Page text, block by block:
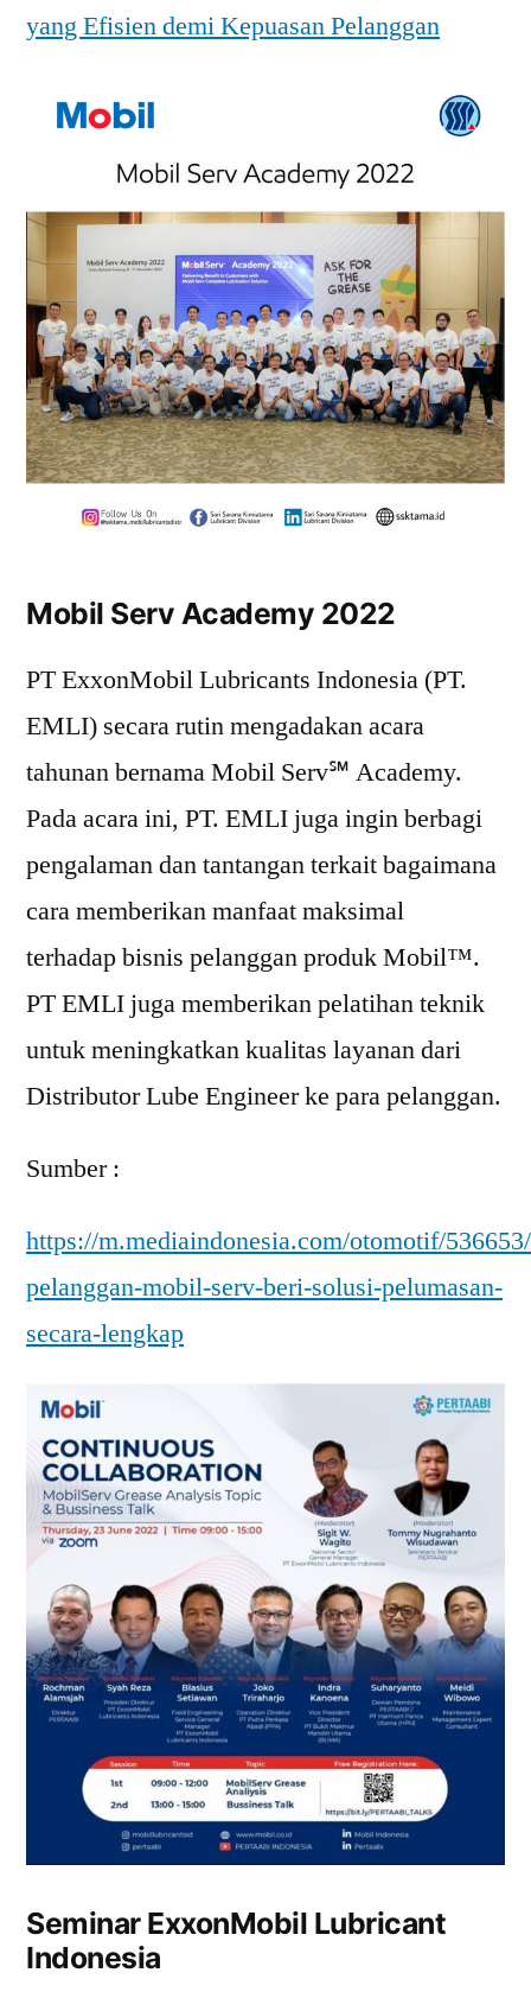
yang Efisien demi Kepuasan Pelanggan
Mobil Serv Academy 2022
PT ExxonMobil Lubricants Indonesia (PT.
EMLI) secara rutin mengadakan acara
tahunan bernama Mobil Serv℠ Academy.
Pada acara ini, PT. EMLI juga ingin berbagi
pengalaman dan tantangan terkait bagaimana
cara memberikan manfaat maksimal
terhadap bisnis pelanggan produk Mobil™.
PT EMLI juga memberikan pelatihan teknik
untuk meningkatkan kualitas layanan dari
Distributor Lube Engineer ke para pelanggan.
Sumber :
https://m.mediaindonesia.com/otomotif/
pelanggan-mobil-serv-beri-solusi-pelumasan-
secara-lengkap
Seminar ExxonMobil Lubricant
Indonesia